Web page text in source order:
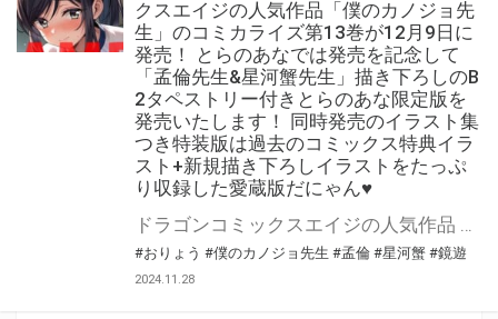
クスエイジの人気作品「僕のカノジョ先
生」のコミカライズ第13巻が12月9日に
発売！ とらのあなでは発売を記念して
「孟倫先生&星河蟹先生」描き下ろしのB
2タペストリー付きとらのあな限定版を
発売いたします！ 同時発売のイラスト集
つき特装版は過去のコミックス特典イラ
スト+新規描き下ろしイラストをたっぷ
り収録した愛蔵版だにゃん♥
ドラゴンコミックスエイジの人気作品 『僕のカノジョ先生』のコミカライズ第13巻が12月9日(月)に発売！ 同時発売のイラスト集つき特装版は 過去のコミックス特典イラスト+新規描き下ろしイラストをたっぷり収録した愛蔵版だにゃん♥ とらのあなでは発売を記念して「描き下ろしのB2タペストリー付き」とらのあな限定版を発売いたします。 イラストは「孟倫先生&星河蟹先生」の描き下ろしイラストです！ とらのあな限定版の数は限られていますので是非お早めにお求めください！
#おりょう #僕のカノジョ先生 #孟倫 #星河蟹 #鏡遊
2024.11.28